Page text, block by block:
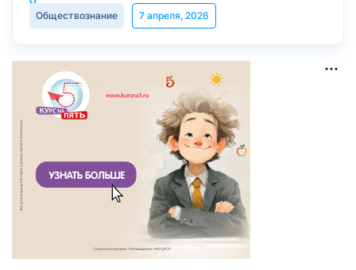
Обществознание 7 апреля, 2026